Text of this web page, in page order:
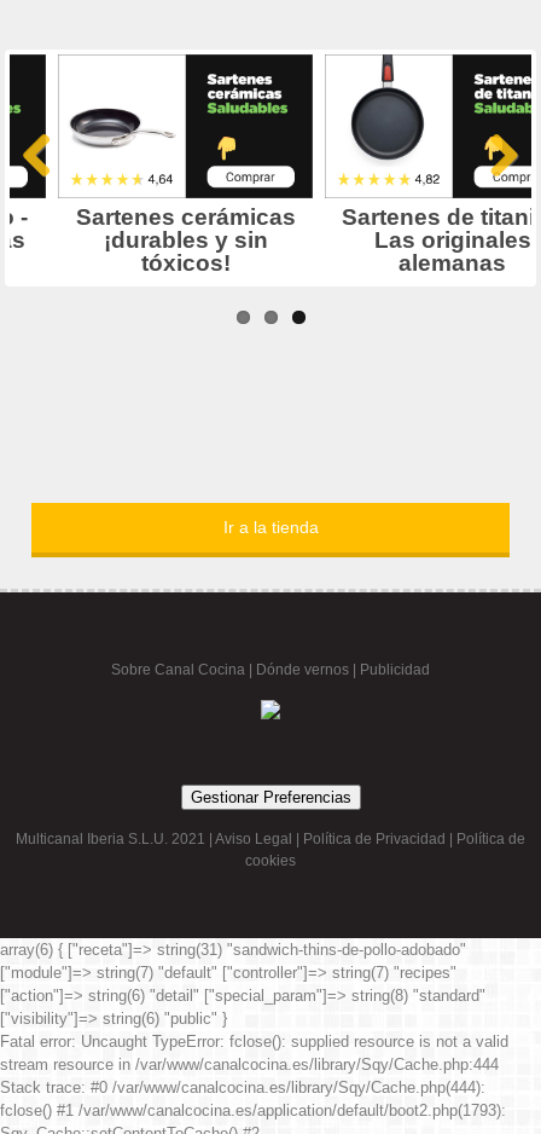
Ir a la tienda
Sobre Canal Cocina Dónde vernos | Publicidad
Gestionar Preferencias
Multicanal Iberia S.L.U. 2021 | Aviso Legal Política de Privacidad
Política de
cookies
array(6) { ["receta"]=> string(31) "sandwich-thins-de-pollo-adobado"
["module"]=> string(7) "default" ["controller"]=> string(7) "recipes"
["action"]=> string(6) "detail" ["special_param"]=> string(8) "standard"
["visibility"]=> string(6) "public" }
Fatal error: Uncaught TypeError: fclose(): supplied resource is not a valid
stream resource in /var/www/canalcocina.es/library/Sqy/Cache.php:444
Stack trace: #0 /var/www/canalcocina.es/library/Sqy/Cache.php(444):
fclose() #1 /var/www/canalcocina.es/application/default/boot2.php(1793):